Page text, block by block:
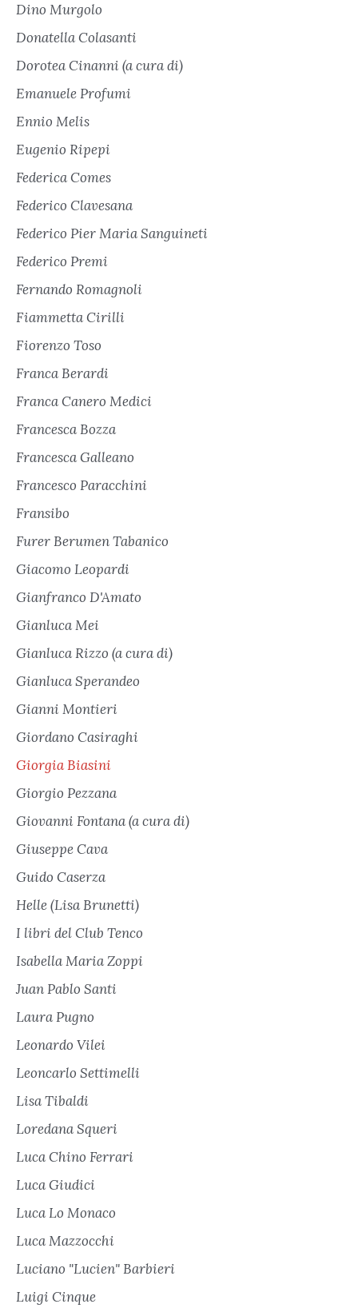
Dino Murgolo
Donatella Colasanti
Dorotea Cinanni (a cura di)
Emanuele Profumi
Ennio Melis
Eugenio Ripepi
Federica Comes
Federico Clavesana
Federico Pier Maria Sanguineti
Federico Premi
Fernando Romagnoli
Fiammetta Cirilli
Fiorenzo Toso
Franca Berardi
Franca Canero Medici
Francesca Bozza
Francesca Galleano
Francesco Paracchini
Fransibo
Furer Berumen Tabanico
Giacomo Leopardi
Gianfranco D'Amato
Gianluca Mei
Gianluca Rizzo (a cura di)
Gianluca Sperandeo
Gianni Montieri
Giordano Casiraghi
Giorgia Biasini
Giorgio Pezzana
Giovanni Fontana (a cura di)
Giuseppe Cava
Guido Caserza
Helle (Lisa Brunetti)
I libri del Club Tenco
Isabella Maria Zoppi
Juan Pablo Santi
Laura Pugno
Leonardo Vilei
Leoncarlo Settimelli
Lisa Tibaldi
Loredana Squeri
Luca Chino Ferrari
Luca Giudici
Luca Lo Monaco
Luca Mazzocchi
Luciano "Lucien" Barbieri
Luigi Cinque